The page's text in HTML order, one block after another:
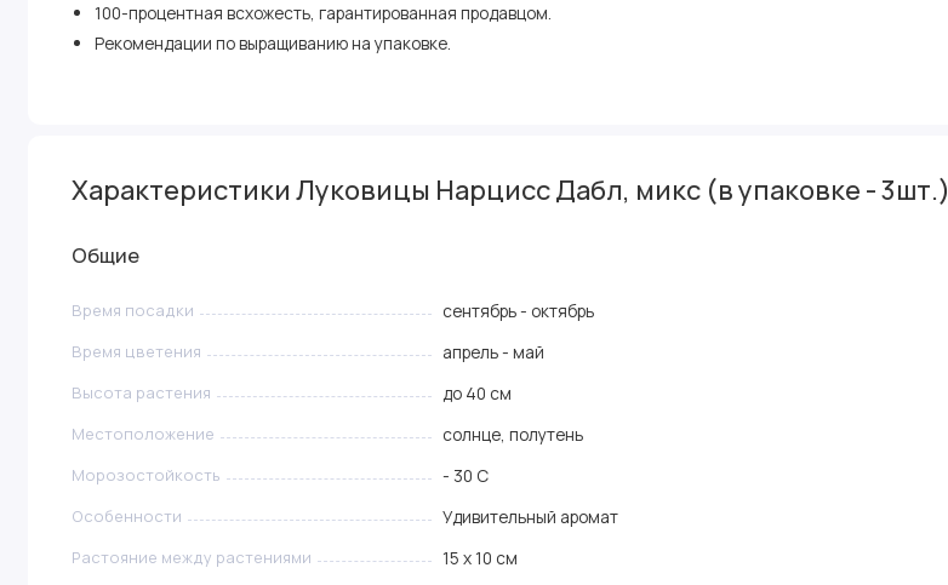
100-процентная всхожесть, гарантированная продавцом.
Рекомендации по выращиванию на упаковке.
Характеристики Луковицы Нарцисс Дабл, микс (в упаковке - 3шт.)
Общие
Время посадки сентябрь - октябрь
Время цветения апрель - май
Высота растения до 40 см
Местоположение солнце, полутень
Морозостойкость - 30 C
Особенности Удивительный аромат
Растояние между растениями 15 х 10 см